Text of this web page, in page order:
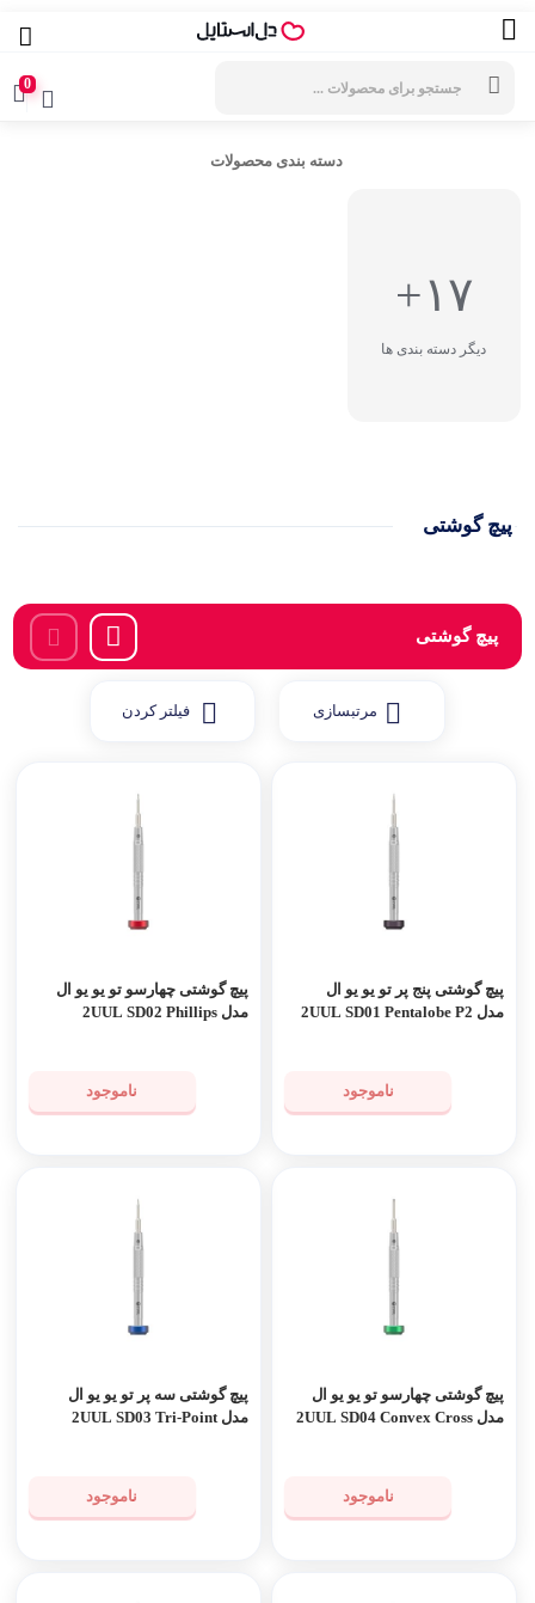
0
دسته بندی محصولات
۱۷+
دیگر دسته بندی ها
پیچ گوشتی
پیچ گوشتی
مرتبسازی فیلتر کردن
پیچ گوشتی پنج پر تو یو یو ال
مدل 2UUL SD01 Pentalobe P2
ناموجود
پیچ گوشتی چهارسو تو یو یو ال
مدل 2UUL SD02 Phillips
ناموجود
پیچ گوشتی چهارسو تو یو یو ال
مدل 2UUL SD04 Convex Cross
ناموجود
پیچ گوشتی سه پر تو یو یو ال
مدل 2UUL SD03 Tri-Point
ناموجود